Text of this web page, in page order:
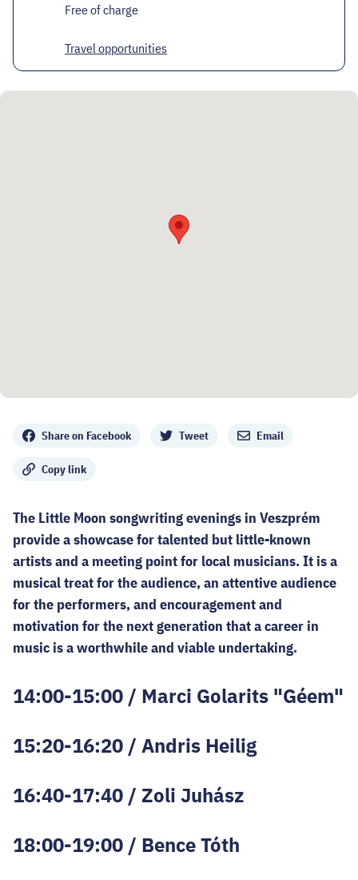
Share on Facebook Tweet Email
Copy link
The Little Moon songwriting evenings in Veszprém
provide a showcase for talented but little-known
artists and a meeting point for local musicians. It is a
musical treat for the audience, an attentive audience
for the performers, and encouragement and
motivation for the next generation that a career in
music is a worthwhile and viable undertaking.
14:00-15:00 / Marci Golarits "Géem"
15:20-16:20 / Andris Heilig
16:40-17:40 / Zoli Juhász
18:00-19:00 / Bence Tóth
Free of charge
Travel opportunities